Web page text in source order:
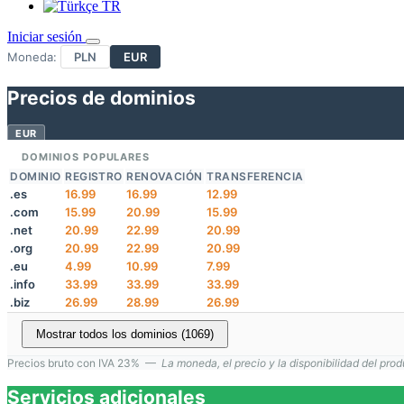
TR
Iniciar sesión
Moneda: PLN EUR
Precios de dominios
EUR
DOMINIOS POPULARES
DOMINIO REGISTRO RENOVACIÓN TRANSFERENCIA
.es 16.99 16.99
12.99
.com
15.99 20.99
15.99
.net
20.99 22.99
20.99
.org
20.99 22.99
20.99
.eu
4.99 10.99
7.99
.info
33.99 33.99
33.99
.biz
26.99 28.99 26.99
Mostrar todos los dominios (1069)
Precios bruto con IVA 23% — La moneda, el precio y la disponibilidad del
Servicios adicionales